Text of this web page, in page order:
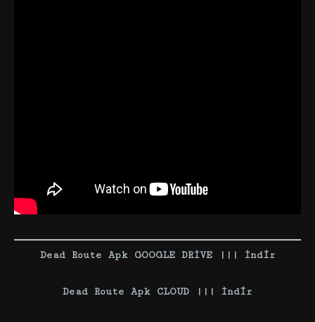
Dead Route Apk GOOGLE DRİVE ||| İndir
Dead Route Apk CLOUD ||| İndir